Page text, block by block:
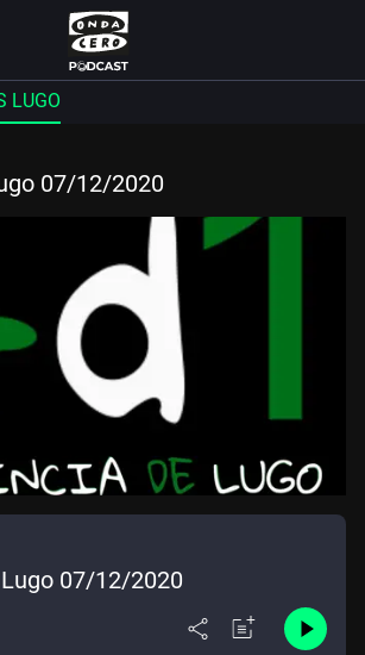
LUGO
07/12/2020
07/12/2020